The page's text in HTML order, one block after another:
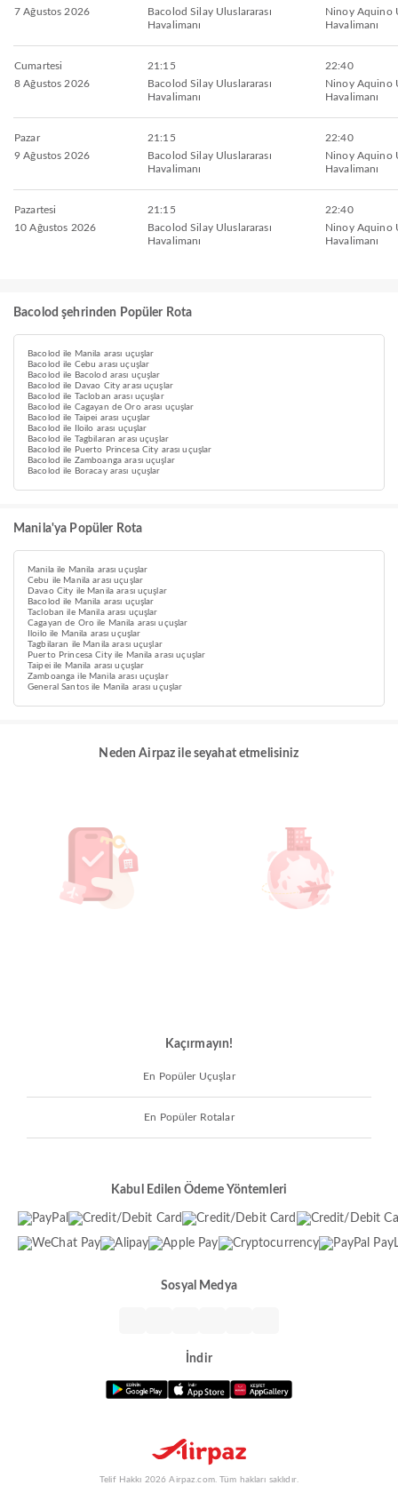
7 Ağustos 2026
Bacolod Silay Uluslararası
Havalimanı
Ninoy Aquino
Havalimanı
Cumartesi
8 Ağustos 2026
21:15
Bacolod Silay Uluslararası
Havalimanı
22:40
Ninoy Aquino
Havalimanı
Pazar
9 Ağustos 2026
21:15
Bacolod Silay Uluslararası
Havalimanı
22:40
Ninoy Aquino
Havalimanı
Pazartesi
10 Ağustos 2026
21:15
Bacolod Silay Uluslararası
Havalimanı
22:40
Ninoy Aquino
Havalimanı
Bacolod şehrinden Popüler Rota
Bacolod ile Manila arası uçuşlar
Bacolod ile Cebu arası uçuşlar
Bacolod ile Bacolod arası uçuşlar
Bacolod ile Davao City arası uçuşlar
Bacolod ile Tacloban arası uçuşlar
Bacolod ile Cagayan de Oro arası uçuşlar
Bacolod ile Taipei arası uçuşlar
Bacolod ile Iloilo arası uçuşlar
Bacolod ile Tagbilaran arası uçuşlar
Bacolod ile Puerto Princesa City arası uçuşlar
Bacolod ile Zamboanga arası uçuşlar
Bacolod ile Boracay arası uçuşlar
Manila'ya Popüler Rota
Manila ile Manila arası uçuşlar
Cebu ile Manila arası uçuşlar
Davao City ile Manila arası uçuşlar
Bacolod ile Manila arası uçuşlar
Tacloban ile Manila arası uçuşlar
Cagayan de Oro ile Manila arası uçuşlar
Iloilo ile Manila arası uçuşlar
Tagbilaran ile Manila arası uçuşlar
Puerto Princesa City ile Manila arası uçuşlar
Taipei ile Manila arası uçuşlar
Zamboanga ile Manila arası uçuşlar
General Santos ile Manila arası uçuşlar
Neden Airpaz ile seyahat etmelisiniz
Kaçırmayın!
En Popüler Uçuşlar
En Popüler Rotalar
Kabul Edilen Ödeme Yöntemleri
Sosyal Medya
İndir
Telif Hakkı 2026 Airpaz.com. Tüm hakları saklıdır.